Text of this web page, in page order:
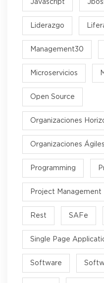
Javascript
Liderazgo
Management30
Microservicios
Open Source
Organizaciones
Organizaciones Ágiles
Programming
Project Management
Rest SAFe
Single Page
Software